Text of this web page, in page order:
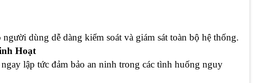
dùng dễ dàng kiểm soát và giám sát toàn bộ hệ thống.
Hoạt
lập tức đảm bảo an ninh trong các tình huống nguy